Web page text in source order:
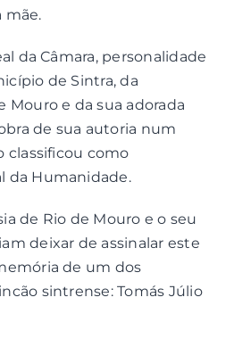
mãe.
da Câmara, personalidade
de Sintra, da
Mouro e da sua adorada
de sua autoria num
classificou como
da Humanidade.
de Rio de Mouro e o seu
deixar de assinalar este
de um dos
sintrense: Tomás Júlio